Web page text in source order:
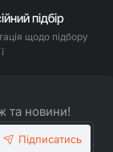
підбір
щодо підбору
та новини!
Підписатись